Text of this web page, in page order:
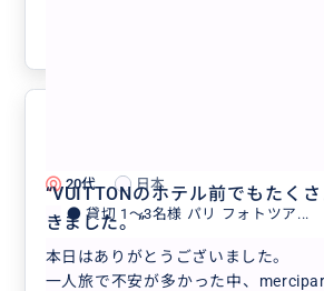
“VUITTONのホテル前でもたく
きました。 ”
20代
日本
● 貸切 1〜3名様 パリ フォトツア...
本日はありがとうございました。
一人旅で不安が多かった中、